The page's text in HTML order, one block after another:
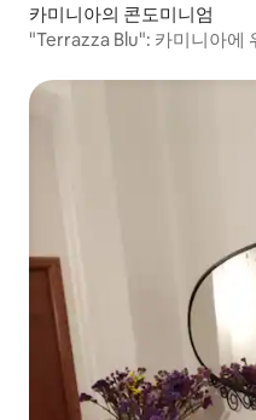
카미니아의 콘도미니엄
"Terrazza Blu": 카미니아에